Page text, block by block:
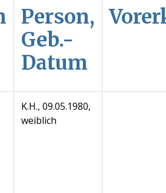
Person,
Geb.-
Datum
K.H., 09.05.1980,
weiblich